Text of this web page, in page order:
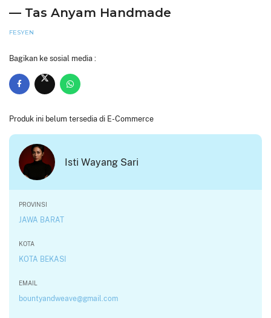
— Tas Anyam Handmade
FESYEN
Bagikan ke sosial media :
Produk ini belum tersedia di E-Commerce
Isti Wayang Sari
PROVINSI
JAWA BARAT
KOTA
KOTA BEKASI
EMAIL
bountyandweave@gmail.com